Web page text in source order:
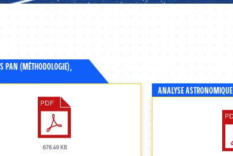
PAN (MÉTHODOLOGIE),
676.49 KB
ANALYSE ASTRONOMIQUE